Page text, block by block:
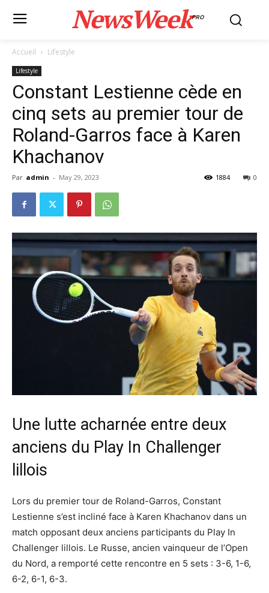
NewsWeekPRO
Accueil Lifestyle
Lifestyle
Constant Lestienne cède en
cinq sets au premier tour de
Roland-Garros face à Karen
Khachanov
Par admin - May 29, 2023 0
1884
Une lutte acharnée entre deux
anciens du Play In Challenger
lillois
Lors du premier tour de Roland-Garros, Constant
Lestienne s’est incliné face à Karen Khachanov dans un
match opposant deux anciens participants du Play In
Challenger lillois. Le Russe, ancien vainqueur de l’Open
du Nord, a remporté cette rencontre en 5 sets : 3-6, 1-6,
6-2, 6-1, 6-3.